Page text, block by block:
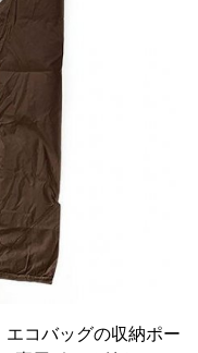
コバッグの収納ポー